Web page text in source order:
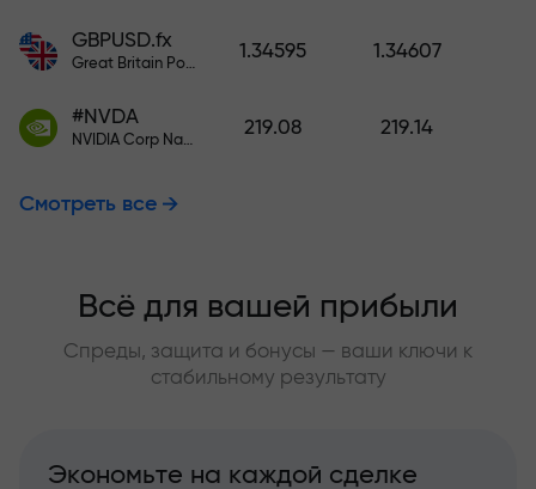
GBPUSD.fx
Great Britain Pound vs US Dollar
1.34595 1.34607
#NVDA
NVIDIA Corp Nasdaq Stock Exchange (Nasdaq) USD
219.08 219.14
Смотреть все
Всё для вашей прибыли
Спреды, защита и бонусы — ваши ключи к
стабильному результату
Экономьте на каждой сделке